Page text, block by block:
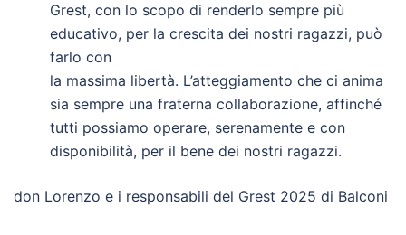
Grest, con lo scopo di renderlo sempre più
educativo, per la crescita dei nostri ragazzi, può
farlo con
la massima libertà. L’atteggiamento che ci anima
sia sempre una fraterna collaborazione, affinché
tutti possiamo operare, serenamente e con
disponibilità, per il bene dei nostri ragazzi.
don Lorenzo e i responsabili del Grest 2025 di Balconi